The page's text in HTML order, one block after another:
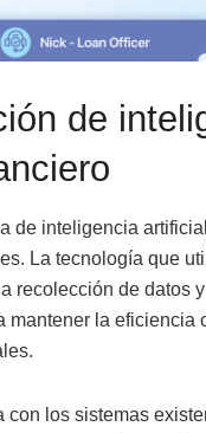
de
de inteligencia
La tecnología que
recolección de datos
mantener la eficiencia
con los sistemas